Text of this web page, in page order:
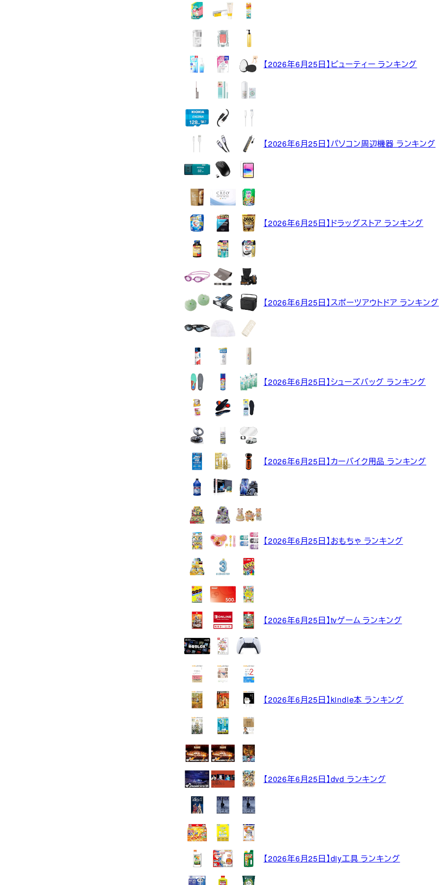
【2026年6月25日】ビューティー ランキング
【2026年6月25日】パソコン周辺機器 ランキング
【2026年6月25日】ドラッグストア ランキング
【2026年6月25日】スポーツアウトドア ランキング
【2026年6月25日】シューズバッグ ランキング
【2026年6月25日】カーバイク用品 ランキング
【2026年6月25日】おもちゃ ランキング
【2026年6月25日】tvゲーム ランキング
【2026年6月25日】kindle本 ランキング
【2026年6月25日】dvd ランキング
【2026年6月25日】diy工具 ランキング